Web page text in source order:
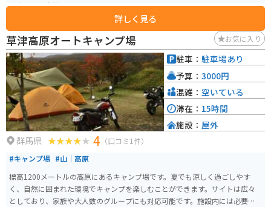
が広がる。自然を感じながらキャンプもできます。 上信越高原国立公園内に
あり、ハコスチと呼ばれるニジマスを釣ることもできます。背中がコバルト
ブルーになったニジマスは、ブルーバックレインボーと呼ばれています。
詳しく見る
草津高原オートキャンプ場 お気に入り
群馬県 4 （口コミ1件）
#キャンプ場 #山｜高原
標高1200メートルの高原にあるキャンプ場です。夏でも涼しく過ごしやす
く、自然に囲まれた環境でキャンプを楽しむことができます。サイトは広々
としており、家族や大人数のグループにも対応可能です。施設内には必要な
駐車： 駐車場あり
予算： 3000円
混雑： 空いている
滞在： 15時間
施設： 屋外